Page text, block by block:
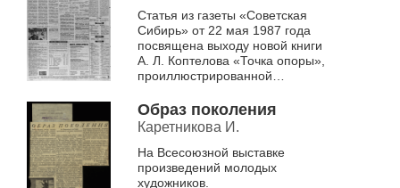
Статья из газеты «Советская
Сибирь» от 22 мая 1987 года
посвящена выходу новой книги
А. Л. Коптелова «Точка опоры»,
проиллюстрированной
Основное внимание уделяется
гравюрам...
Образ поколения
Каретникова И.
На Всесоюзной выставке
произведений молодых
художников.